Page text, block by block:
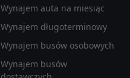
Wynajem auta na miesiąc
Wynajem długoterminowy
Wynajem busów osobowych
Wynajem busów